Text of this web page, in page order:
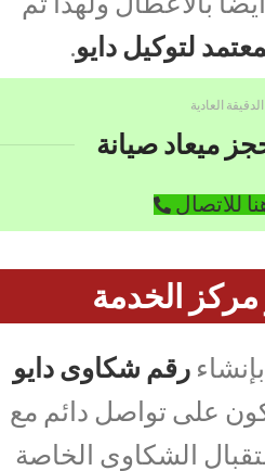
لتوكيل دايو.
العادية
ميعاد صيانة
للاتصال
مركز الخدمة
بإنشاء رقم شكاوى دايو
ليكون على تواصل دائم مع
الشكاوى الخاصة